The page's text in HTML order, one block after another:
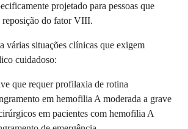
projetado para pessoas que
reposição do fator VIII.
várias situações clínicas que exigem
cuidadoso:
que requer profilaxia de rotina
em hemofilia A moderada a grave
em pacientes com hemofilia A